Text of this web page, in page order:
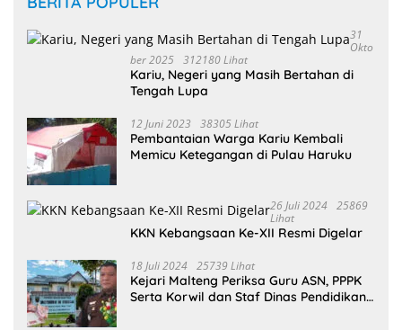
31
Okto
Ber 2025 312180 Lihat
Kariu, Negeri yang Masih Bertahan di
Tengah Lupa
12 Juni 2023 38305 Lihat
Pembantaian Warga Kariu Kembali
Memicu Ketegangan di Pulau Haruku
26 Juli 2024 25869
Lihat
KKN Kebangsaan Ke-XII Resmi Digelar
18 Juli 2024 25739 Lihat
Kejari Malteng Periksa Guru ASN, PPPK
Serta Korwil dan Staf Dinas Pendidikan